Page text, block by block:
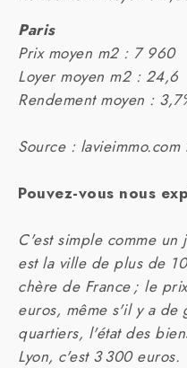
Paris
Prix moyen m2 : 7 960
Loyer moyen m2 : 24,6
Rendement moyen :
Source : lavieimmo.com
Pouvez-vous nous
C'est simple comme un
est la ville de plus de
chère de France ; le
euros, même s'il y a de
quartiers, l'état des
Lyon, c'est 3 300 euros.